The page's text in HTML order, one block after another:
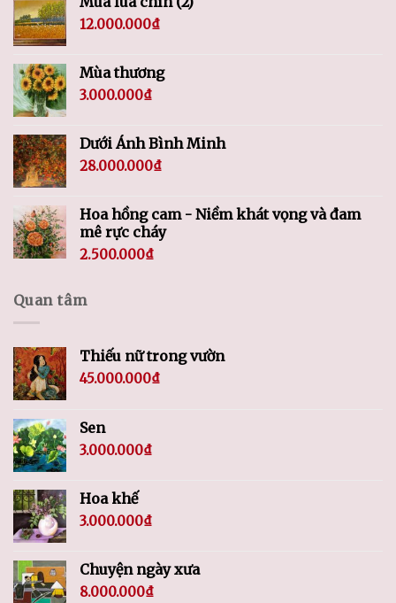
12.000.000₫
Mùa thương
3.000.000₫
Dưới Ánh Bình Minh
28.000.000₫
Hoa hồng cam - Niềm khát vọng và đam
mê rực cháy
2.500.000₫
Quan tâm
Thiếu nữ trong vườn
45.000.000₫
Sen
3.000.000₫
Hoa khế
3.000.000₫
Chuyện ngày xưa
8.000.000₫